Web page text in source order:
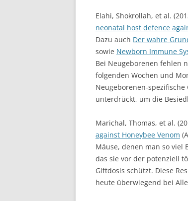
Elahi, Shokrollah, et al.
neonatal host defence
Dazu auch Der wahre
sowie Newborn Immune
Bei Neugeborenen fehlen
folgenden Wochen und
Neugeborenen-
unterdrückt, um die
Marichal, Thomas, et al.
against Honeybee Venom
Mäuse, denen man so
das sie vor der potenziell
Giftdosis schützt. Diese
heute überwiegend bei